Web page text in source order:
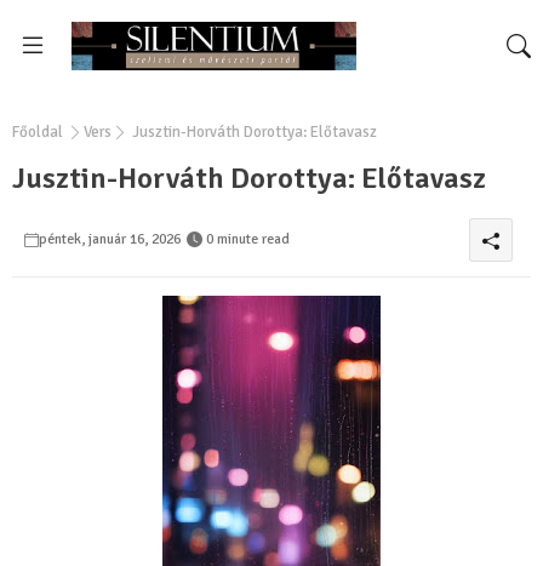
Főoldal Vers Jusztin-Horváth Dorottya: Előtavasz
Jusztin-Horváth Dorottya: Előtavasz
péntek, január 16, 2026 0 minute read